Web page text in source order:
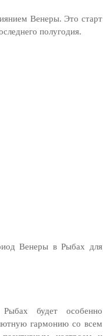
Венеры. Это старт
полугодия.
Венеры в Рыбах для
будет особенно
гармонию со всем